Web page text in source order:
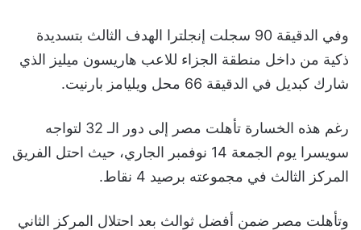
وفي الدقيقة 90 سجلت إنجلترا الهدف الثالث بتسديدة
ذكية من داخل منطقة الجزاء للاعب هاريسون ميليز الذي
شارك كبديل في الدقيقة 66 محل ويليامز بارنيت.
رغم هذه الخسارة تأهلت مصر إلى دور الـ 32 لتواجه
سويسرا يوم الجمعة 14 نوفمبر الجاري، حيث احتل الفريق
المركز الثالث في مجموعته برصيد 4 نقاط.
وتأهلت مصر ضمن أفضل ثوالث بعد احتلال المركز الثاني